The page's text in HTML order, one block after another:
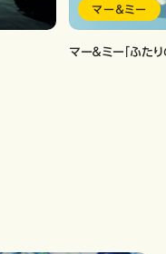
マー＆ミー
マー＆ミー「ふた